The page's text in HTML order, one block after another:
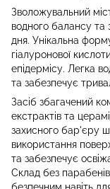
Зволожувальний
водного балансу та
дня. Унікальна
гіалуронової
епідермісу. Легка
та забезпечує
Засіб збагачений
екстрактів та
захисного бар'єру
використання
та забезпечує
Склад без